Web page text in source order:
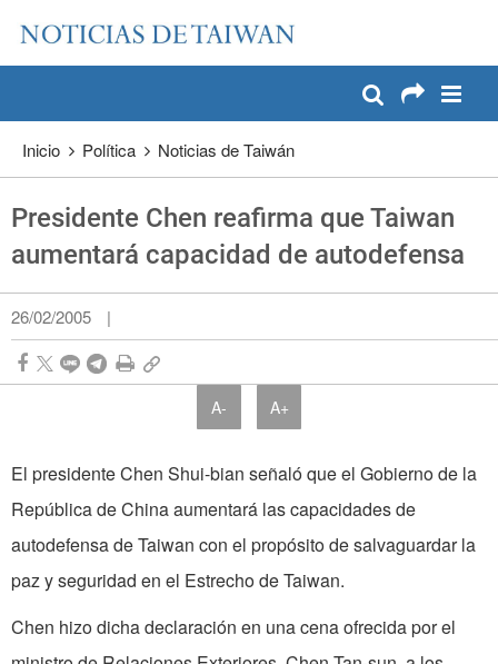
Pase a contenido principal
Inicio Política Noticias de Taiwán
Presidente Chen reafirma que Taiwan
aumentará capacidad de autodefensa
26/02/2005 |
A- A+
El presidente Chen Shui-bian señaló que el Gobierno de la
República de China aumentará las capacidades de
autodefensa de Taiwan con el propósito de salvaguardar la
paz y seguridad en el Estrecho de Taiwan.
Chen hizo dicha declaración en una cena ofrecida por el